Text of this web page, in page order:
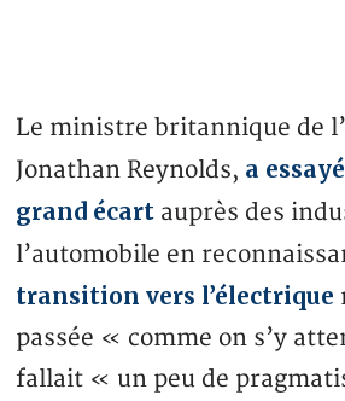
Le ministre britannique de
Jonathan Reynolds, a
grand écart auprès des
l’automobile en
transition vers l’électrique
passée « comme on s’y
fallait « un peu de